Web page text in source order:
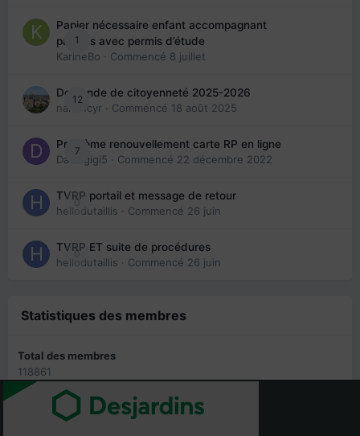
1
Papier nécessaire enfant accompagnant
parents avec permis d’étude
KarineBo · Commencé 8 juillet
12
Demande de citoyenneté 2025-2026
nanancyr · Commencé 18 août 2025
7
Problème renouvellement carte RP en ligne
Davidgigi5 · Commencé 22 décembre 2022
0
TVRP portail et message de retour
hellodutaillis · Commencé 26 juin
0
TVRP ET suite de procédures
hellodutaillis · Commencé 26 juin
Statistiques des membres
Total des membres
118861
Maximum en ligne